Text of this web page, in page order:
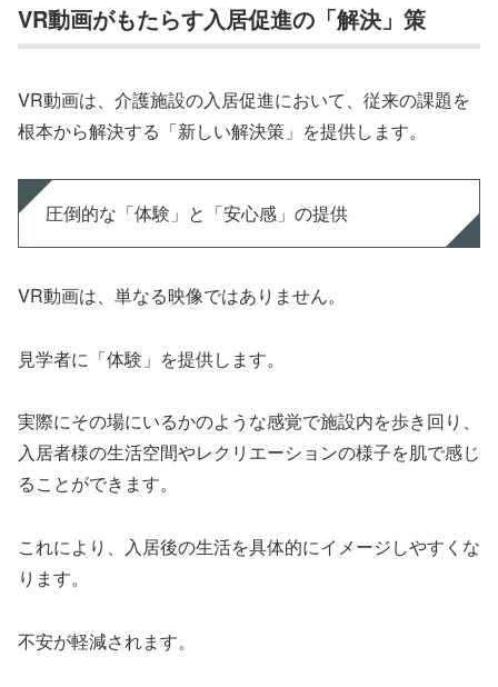
VR動画がもたらす入居促進の「解決」策
VR動画は、介護施設の入居促進において、従来の課題を
根本から解決する「新しい解決策」を提供します。
圧倒的な「体験」と「安心感」の提供
VR動画は、単なる映像ではありません。
見学者に「体験」を提供します。
実際にその場にいるかのような感覚で施設内を歩き回り、
入居者様の生活空間やレクリエーションの様子を肌で感じ
ることができます。
これにより、入居後の生活を具体的にイメージしやすくな
ります。
不安が軽減されます。